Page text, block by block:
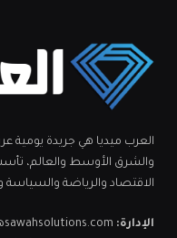
العرب ميديا هي جريدة يومية
الاقتصاد والرياضة والسياسة
الإدارة: